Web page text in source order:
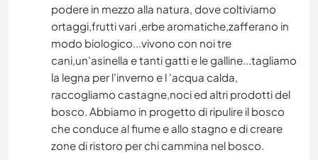
podere in mezzo alla natura, dove coltiviamo
ortaggi,frutti vari ,erbe aromatiche,zafferano in
modo biologico...vivono con noi tre
cani,un'asinella e tanti gatti e le galline...tagliamo
la legna per l'inverno e l 'acqua calda,
raccogliamo castagne,noci ed altri prodotti del
bosco. Abbiamo in progetto di ripulire il bosco
che conduce al fiume e allo stagno e di creare
zone di ristoro per chi cammina nel bosco.